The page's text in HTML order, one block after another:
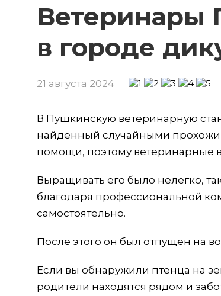
Ветеринары
в городе
21 августа 2024
В Пушкинскую ветеринарную
найденный случайными
помощи, поэтому ветеринарные
Выращивать его было нелегко,
благодаря профессиональной
самостоятельно.
После этого он был отпущен на
Если вы обнаружили птенца на
родители находятся рядом и